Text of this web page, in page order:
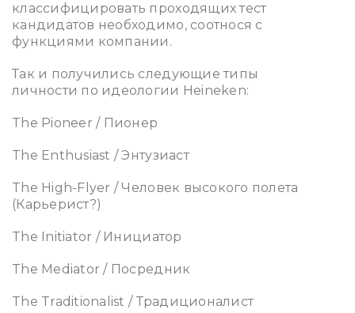
классифицировать проходящих тест
кандидатов необходимо, соотнося с
функциями компании.
Так и получились следующие типы
личности по идеологии Heineken:
The Pioneer / Пионер
The Enthusiast / Энтузиаст
The High-Flyer / Человек высокого полета
(Карьерист?)
The Initiator / Инициатор
The Mediator / Посредник
The Traditionalist / Традиционалист